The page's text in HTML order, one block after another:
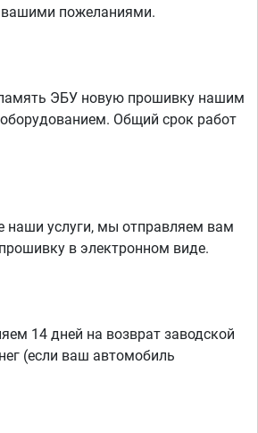
вашими пожеланиями.
ЭБУ новую прошивку нашим
Общий срок работ
наши услуги, мы отправляем вам
в электронном виде.
14 дней на возврат заводской
(если ваш автомобиль